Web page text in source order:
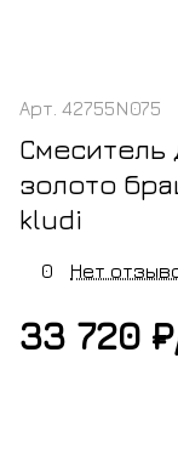
Арт. 42755N075
золото
kludi
0 Нет
33 720